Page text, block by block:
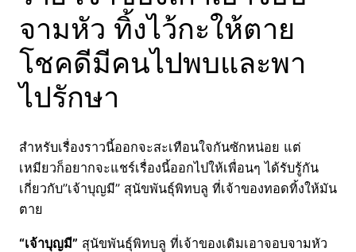
จามหัว ทิ้งไว้กะให้ตาย
โชคดีมีคนไปพบและพา
ไปรักษา
สำหรับเรื่องราวนี้ออกจะสะเทือนใจกันซักหน่อย แต่
เหมียวก็อยากจะแชร์เรื่องนี้ออกไปให้เพื่อนๆ ได้รับรู้กัน
เกี่ยวกับ”เจ้าบุญมี” สุนัขพันธุ์พิทบลู ที่เจ้าของทอดทิ้งให้มัน
ตาย
“เจ้าบุญมี” สุนัขพันธุ์พิทบลู ที่เจ้าของเดิมเอาจอบจามหัว